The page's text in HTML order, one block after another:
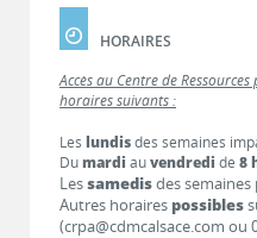
HORAIRES
Accès au Centre de
horaires suivants :
Les lundisdes semaines
Dumardi auvendredi de 8
Lessamedisdes semaines
Autres horaires possibles
(crpa@cdmcalsace.com ou